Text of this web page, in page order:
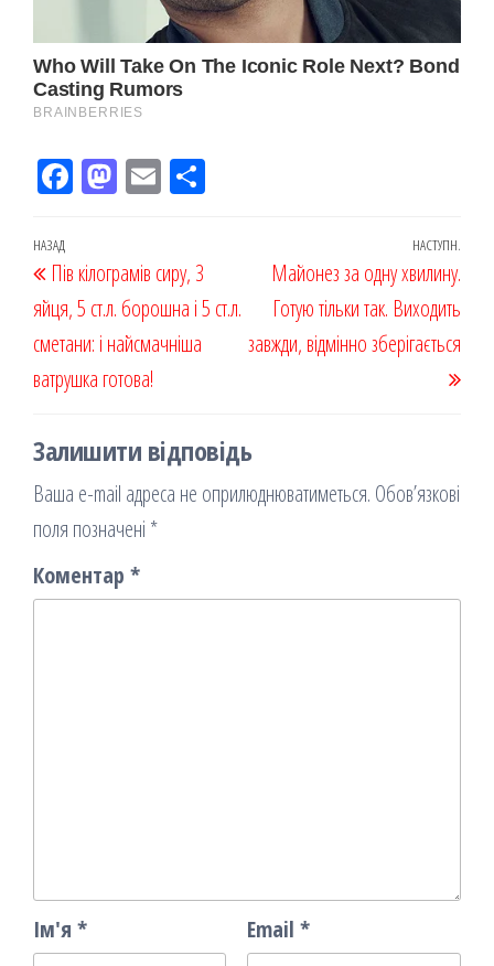
Fac
k
M
on
Em
я
Навігація
записів
Попередній
запис
НАЗАД
Пів кілограмів сиру, 3
яйця, 5 ст.л. борошна і 5 ст.л.
сметани: і найсмачніша
ватрушка готова!
НАСТУПН.
Майонез за одну хвилину.
Готую тільки так. Виходить
завжди, відмінно зберігається
Залишити відповідь
Ваша e-mail адреса не оприлюднюватиметься. Обов’язкові
поля позначені *
Коментар *
Ім'я * Email *